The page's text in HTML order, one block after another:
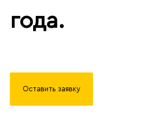
года.
Оставить заявку